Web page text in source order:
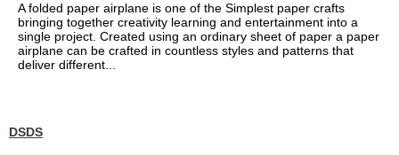
A folded paper airplane is one of the Simplest paper crafts
bringing together creativity learning and entertainment into a
single project. Created using an ordinary sheet of paper a paper
airplane can be crafted in countless styles and patterns that
deliver different...
DSDS